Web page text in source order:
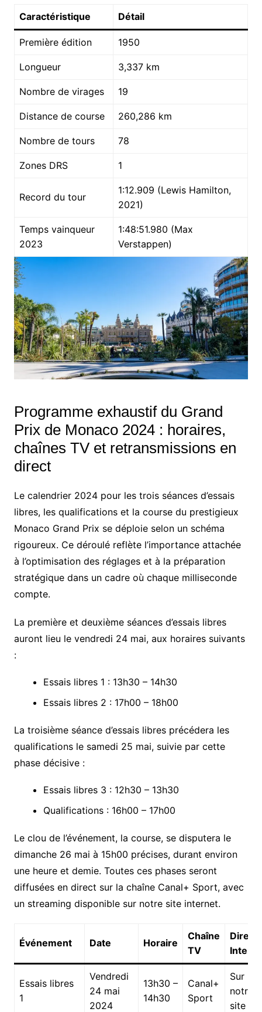
Caractéristique Détail
Première édition 1950
Longueur 3,337 km
Nombre de virages 19
Distance de course 260,286 km
Nombre de tours 78
Zones DRS 1
Record du tour
1:12.909 (Lewis Hamilton,
2021)
Temps vainqueur
2023
1:48:51.980 (Max
Verstappen)
Programme exhaustif du Grand
Prix de Monaco 2024 : horaires,
chaînes TV et retransmissions en
direct
Le calendrier 2024 pour les trois séances d’essais
libres, les qualifications et la course du prestigieux
Monaco Grand Prix se déploie selon un schéma
rigoureux. Ce déroulé reflète l’importance attachée
à l’optimisation des réglages et à la préparation
stratégique dans un cadre où chaque milliseconde
compte.
La première et deuxième séances d’essais libres
auront lieu le vendredi 24 mai, aux horaires suivants
:
Essais libres 1 : 13h30 – 14h30
Essais libres 2 : 17h00 – 18h00
La troisième séance d’essais libres précédera les
qualifications le samedi 25 mai, suivie par cette
phase décisive :
Essais libres 3 : 12h30 – 13h30
Qualifications : 16h00 – 17h00
Le clou de l’événement, la course, se disputera le
dimanche 26 mai à 15h00 précises, durant environ
une heure et demie. Toutes ces phases seront
diffusées en direct sur la chaîne Canal+ Sport, avec
un streaming disponible sur notre site internet.
Événement Date Horaire
Chaîne
TV
Direct
Essais libres
1
Vendredi
24 mai
2024
13h30 –
14h30
Canal+
Sport
Sur
notre
site